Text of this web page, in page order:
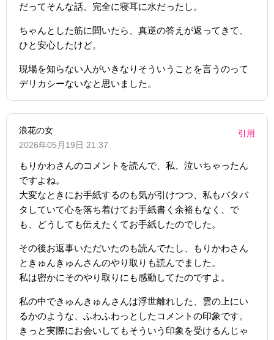
だってそんな話、完全に寝耳に水だったし。
ちゃんとした筋に聞いたら、真逆の答えが返ってきて、
ひと安心したけど。
現場を知らない人がいきなりそういうことを言うのって
デリカシーないなと思いました。
浪花の女
2026年05月19日 21:37
引用
もりかわさんのコメントを読んで、私、泣いちゃったん
ですよね。
大変なときにお手紙するのも気が引けつつ、私もバタバ
タしていて心を落ち着けてお手紙書く余裕もなく、で
も、どうしても伝えたくてお手紙したのでした。
その後お返事いただいたのも読んでたし、もりかわさん
ときゅんきゅんさんのやり取りも読んでました。
私は密かにそのやり取りにも感動してたのですよ。
私の中できゅんきゅんさんは浮世離れした、雲の上にい
るかのような、ふわふわっとしたコメントの印象です。
きっと実際にお会いしてもそういう印象を受けるんじゃ